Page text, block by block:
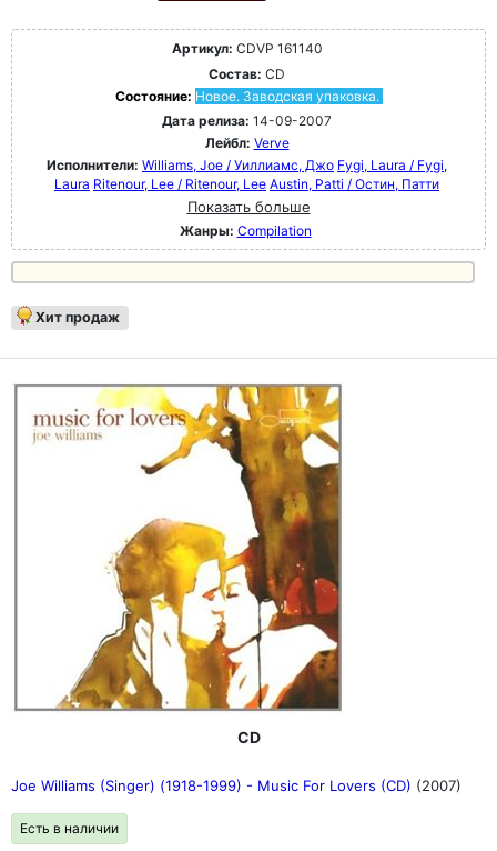
Артикул: CDVP 161140
Состав: CD
Состояние: Новое. Заводская упаковка.
Дата релиза: 14-09-2007
Лейбл: Verve
Исполнители: Williams, Joe / Уиллиамс, Джо Fygi, Laura / Fygi,
Laura Ritenour, Lee / Ritenour, Lee Austin, Patti / Остин, Патти
Показать больше
Жанры: Compilation
Хит продаж
CD
Joe Williams (Singer) (1918-1999) - Music For Lovers (CD) (2007)
Есть в наличии